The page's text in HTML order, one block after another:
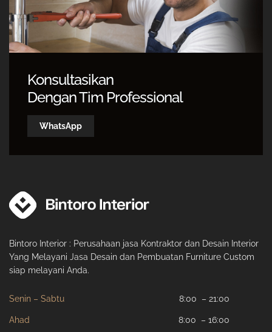
Konsultasikan
Dengan Tim Professional
WhatsApp
Bintoro Interior : Perusahaan jasa Kontraktor dan Desain Interior
Yang Melayani Jasa Desain dan Pembuatan Furniture Custom
siap melayani Anda.
Senin – Sabtu 8:00 – 21:00
Ahad 8:00 – 16:00